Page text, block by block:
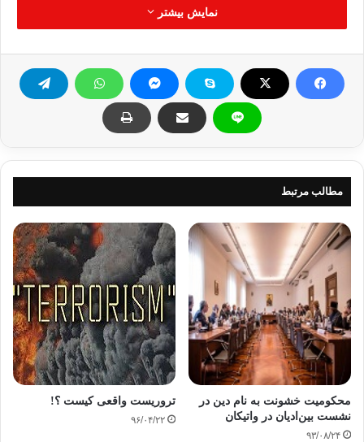
خشونت
کپی آدرس
نمایش بیشتر
مطالب مرتبط
محکومیت خشونت به نام دین در
نشست بین‌ادیان در واتیکان
۹۳/۰۸/۲۴
تروریست واقعی کیست ؟!
۹۶/۰۴/۲۲